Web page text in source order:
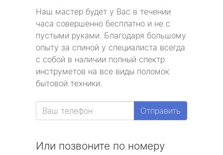
Наш мастер будет у Вас в течении
часа совершенно бесплатно и не с
пустыми руками. Благодаря большому
опыту за спиной у специалиста всегда
с собой в наличии полный спектр
инструметов на все виды поломок
бытовой техники.
Отправить
Или позвоните по номеру